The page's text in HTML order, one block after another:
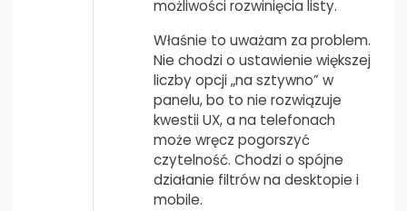
możliwości rozwinięcia listy.
Właśnie to uważam za problem.
Nie chodzi o ustawienie większej
liczby opcji „na sztywno” w
panelu, bo to nie rozwiązuje
kwestii UX, a na telefonach
może wręcz pogorszyć
czytelność. Chodzi o spójne
działanie filtrów na desktopie i
mobile.